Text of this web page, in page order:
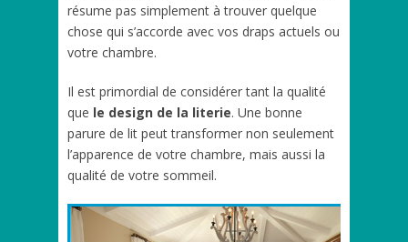
résume pas simplement à trouver quelque
chose qui s’accorde avec vos draps actuels ou
votre chambre.
Il est primordial de considérer tant la qualité
que le design de la literie. Une bonne
parure de lit peut transformer non seulement
l’apparence de votre chambre, mais aussi la
qualité de votre sommeil.